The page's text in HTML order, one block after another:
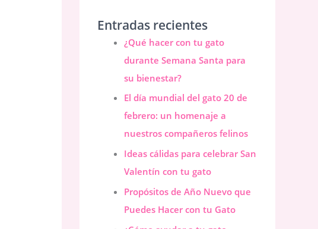
p
Entradas recientes
¿Qué hacer con tu gato
durante Semana Santa para
su bienestar?
El día mundial del gato 20 de
febrero: un homenaje a
nuestros compañeros felinos
Ideas cálidas para celebrar San
Valentín con tu gato
Propósitos de Año Nuevo que
Puedes Hacer con tu Gato